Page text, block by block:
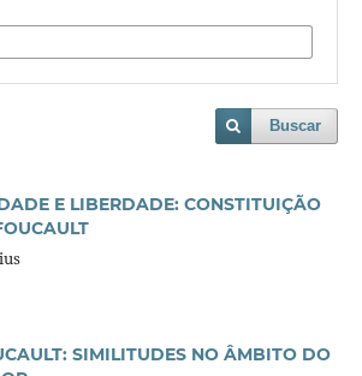
Buscar
E LIBERDADE: CONSTITUIÇÃO
SIMILITUDES NO ÂMBITO DO